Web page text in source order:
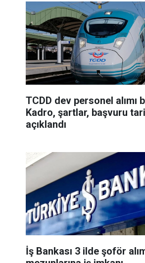
TCDD dev personel alımı
Kadro, şartlar, başvuru
açıklandı
İş Bankası 3 ilde şoför